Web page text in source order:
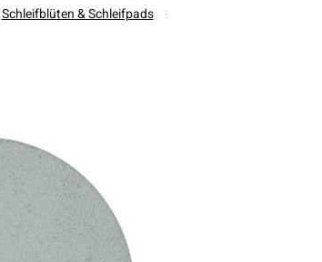
Schleifblüten & Schleifpads